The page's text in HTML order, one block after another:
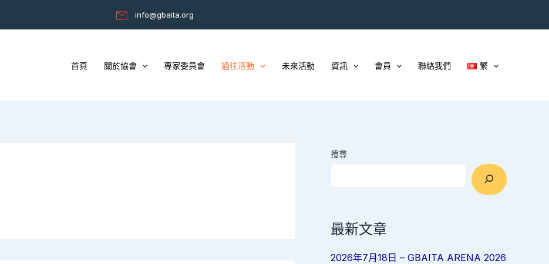
info@gbaita.org
首頁 關於協會 專家委員會 過往活動 未來活動 資訊 會員 聯絡我們 繁
搜尋
最新文章
2026年7月18日 – GBAITA ARENA 2026